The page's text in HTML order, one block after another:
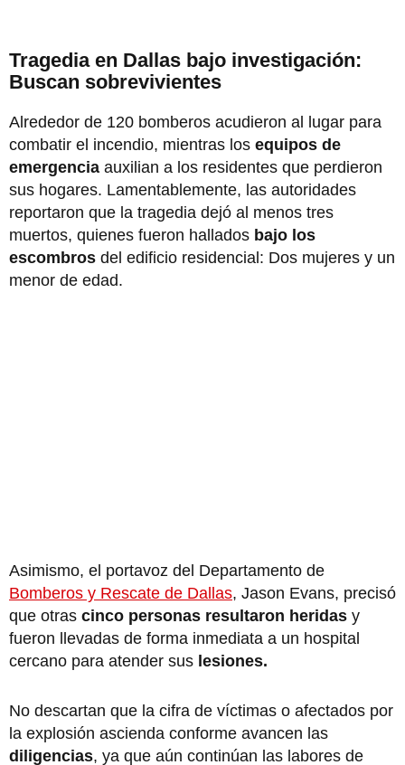
Tragedia en Dallas bajo investigación:
Buscan sobrevivientes
Alrededor de 120 bomberos acudieron al lugar para
combatir el incendio, mientras los equipos de
emergencia auxilian a los residentes que perdieron
sus hogares. Lamentablemente, las autoridades
reportaron que la tragedia dejó al menos tres
muertos, quienes fueron hallados bajo los
escombros del edificio residencial: Dos mujeres y un
menor de edad.
Asimismo, el portavoz del Departamento de
Bomberos y Rescate de Dallas, Jason Evans, precisó
que otras cinco personas resultaron heridas y
fueron llevadas de forma inmediata a un hospital
cercano para atender sus lesiones.
No descartan que la cifra de víctimas o afectados por
la explosión ascienda conforme avancen las
diligencias, ya que aún continúan las labores de